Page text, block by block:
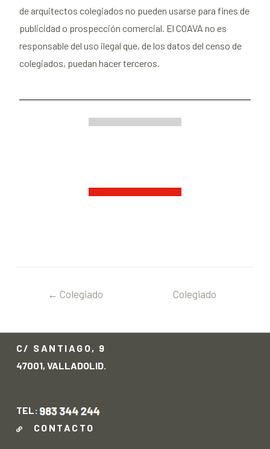
de arquitectos colegiados no pueden usarse para fines de
publicidad o prospección comercial. El COAVA no es
responsable del uso ilegal que, de los datos del censo de
colegiados, puedan hacer terceros.
← Colegiado
Colegiado
C/ SANTIAGO, 9
47001, VALLADOLID.
TEL:
CONTACTO